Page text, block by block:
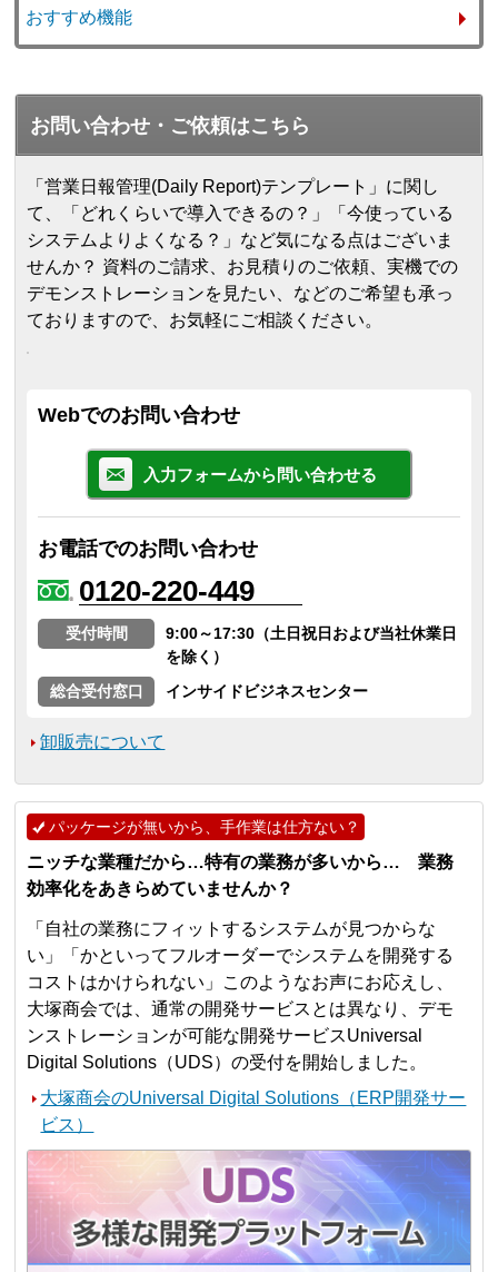
おすすめ機能
お問い合わせ・ご依頼はこちら
「営業日報管理(Daily Report)テンプレート」に関し
て、「どれくらいで導入できるの？」「今使っている
システムよりよくなる？」など気になる点はございま
せんか？ 資料のご請求、お見積りのご依頼、実機での
デモンストレーションを見たい、などのご希望も承っ
ておりますので、お気軽にご相談ください。
Webでのお問い合わせ
入力フォームから問い合わせる
お電話でのお問い合わせ
0120-220-449
受付時間
9:00～17:30（土日祝日および当社休業日
を除く）
総合受付窓口
インサイドビジネスセンター
卸販売について
パッケージが無いから、手作業は仕方ない？
ニッチな業種だから…特有の業務が多いから… 業務
効率化をあきらめていませんか？
「自社の業務にフィットするシステムが見つからな
い」「かといってフルオーダーでシステムを開発する
コストはかけられない」このようなお声にお応えし、
大塚商会では、通常の開発サービスとは異なり、デモ
ンストレーションが可能な開発サービスUniversal
Digital Solutions（UDS）の受付を開始しました。
大塚商会のUniversal Digital Solutions（ERP開発サー
ビス）